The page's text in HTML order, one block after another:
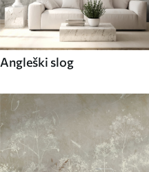
Angleški slog